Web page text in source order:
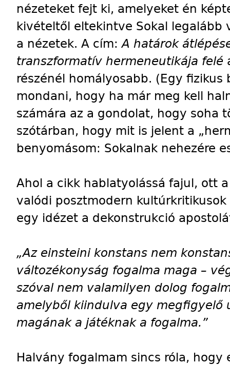
nézeteket fejt ki, amelyeket én
kivételtől eltekintve Sokal legalább
a nézetek. A cím:A határok
transzformatív hermeneutikája felé
részénél homályosabb. (Egy
mondani, hogy ha már meg kell
számára az a gondolat, hogy soha
szótárban, hogy mit is jelent a
benyomásom: Sokalnak nehezére
Ahol a cikk hablatyolássá fajul, ott
valódi posztmodern
egy idézet a dekonstrukció
„Az einsteini konstans nem
változékonyság fogalma maga –
szóval nem valamilyen dolog
amelyből kiindulva egy megfigyelő
magának a játéknak a fogalma.”
Halvány fogalmam sincs róla, hogy